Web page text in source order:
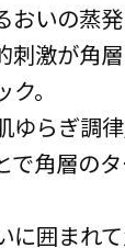
おいの蒸
刺激が角
。
ゆらぎ調
で角層の
に囲まれ